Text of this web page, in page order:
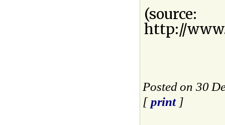
(source:
http://
Posted on 30
[print]